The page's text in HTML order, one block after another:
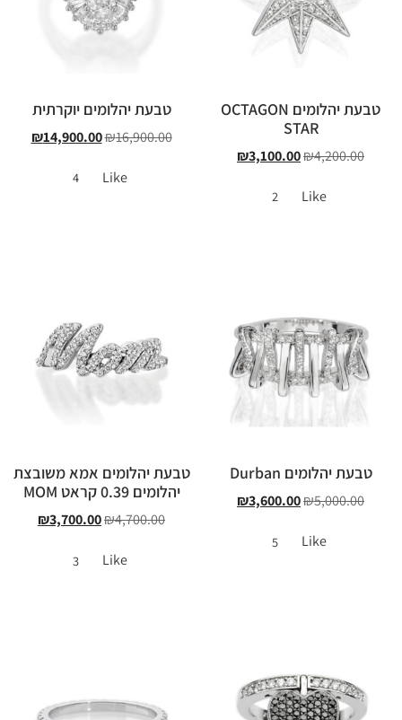
טבעת יהלומים OCTAGON
STAR
₪4,200.00
₪3,100.00
Like
2
טבעת יהלומים יוקרתית
₪16,900.00
₪14,900.00
Like
4
טבעת יהלומים Durban
₪5,000.00
₪3,600.00
Like
5
טבעת יהלומים אמא משובצת
יהלומים 0.39 קראט MOM
₪4,700.00
₪3,700.00
Like
3